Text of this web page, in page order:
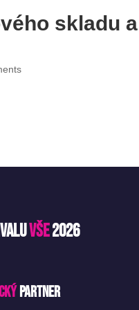
skladu a
VŠE2026
partner